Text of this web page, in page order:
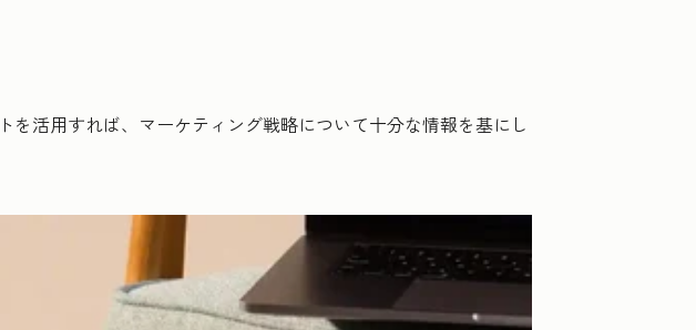
活用すれば、マーケティング戦略について十分な情報を基にし